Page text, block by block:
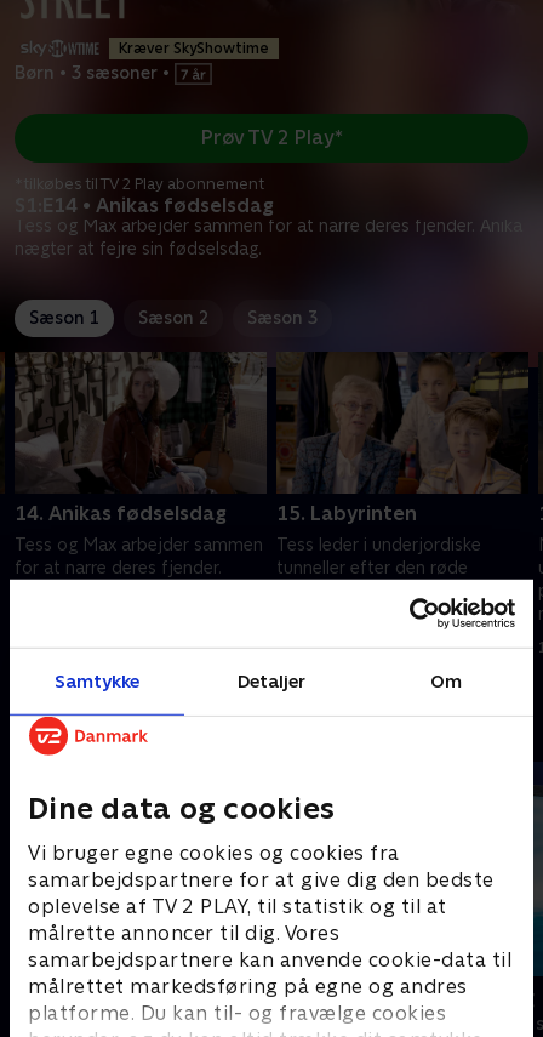
Samtykke Detaljer Om
Dine data og cookies
Vi bruger egne cookies og cookies fra
samarbejdspartnere for at give dig den bedste
oplevelse af TV 2 PLAY, til statistik og til at
målrette annoncer til dig. Vores
samarbejdspartnere kan anvende cookie-data til
målrettet markedsføring på egne og andres
platforme. Du kan til- og fravælge cookies
Kræver SkyShowtime
Børn • 3 sæsoner •
S1:E14 • Anikas fødselsdag
Tess og Max arbejder sammen for at narre deres fjender. Anika
nægter at fejre sin fødselsdag.
Prøv TV 2 Play*
*tilkøbes til TV 2 Play abonnement
Sæson 1 Sæson 2 Sæson 3
14. Anikas fødselsdag
Tess og Max arbejder sammen
for at narre deres fjender.
1. januar 2023 • 22 min
15. Labyrinten
Tess leder i underjordiske
tunneller efter den røde
den hætteklædte figur.
1. januar 2023 • 22 min
Andre så også
Føles som
Børneserier • 1 sæsoner
Vicke Viking
Børneserier • 1